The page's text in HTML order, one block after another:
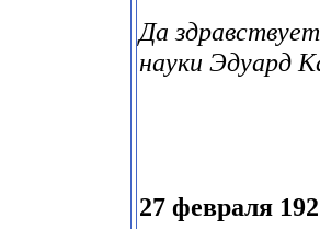
Да
науки Эдуард
27 февраля